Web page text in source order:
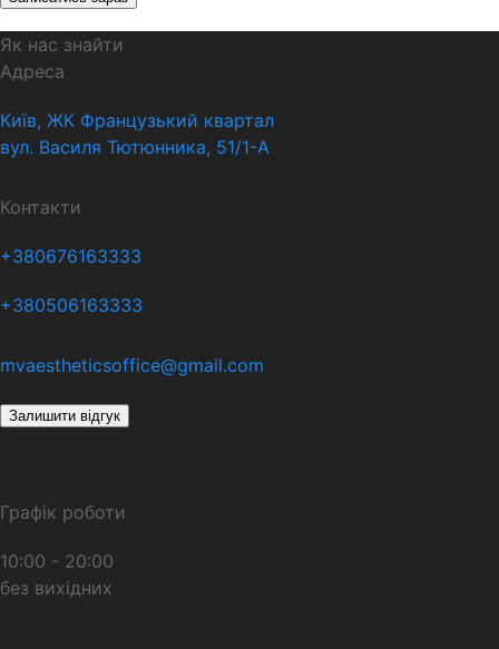
Як нас знайти
Адреса
Київ, ЖК Французький квартал
вул. Василя Тютюнника, 51/1-А
Контакти
+380676163333
+380506163333
mvaestheticsoffice@gmail.com
Залишити відгук
Графік роботи
10:00 - 20:00
без вихідних